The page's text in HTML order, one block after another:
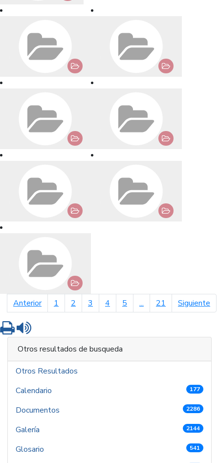
Anteriorpágina anterior
1 2 3 4 5 ... 21 Siguiente
Imprimir
Otros resultados de busqueda
Otros Resultados
Calendario
177
Documentos 2286
Galería 2144
Glosario 541